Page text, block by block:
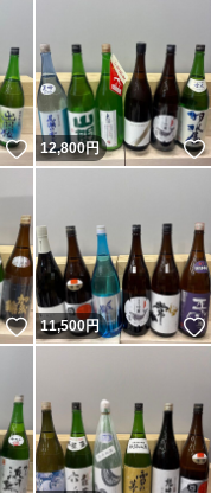
いいね！
12,800円
いいね！
11,500円